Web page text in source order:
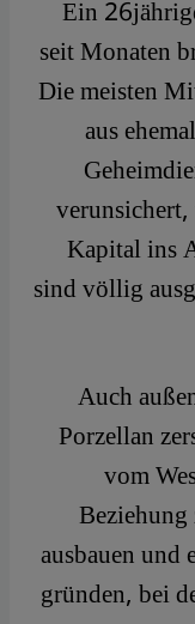
Ein
seit Monaten
Die meisten
aus
Kapital ins
sind völlig
Auch
Porzellan
vom
ausbauen
gründen, bei